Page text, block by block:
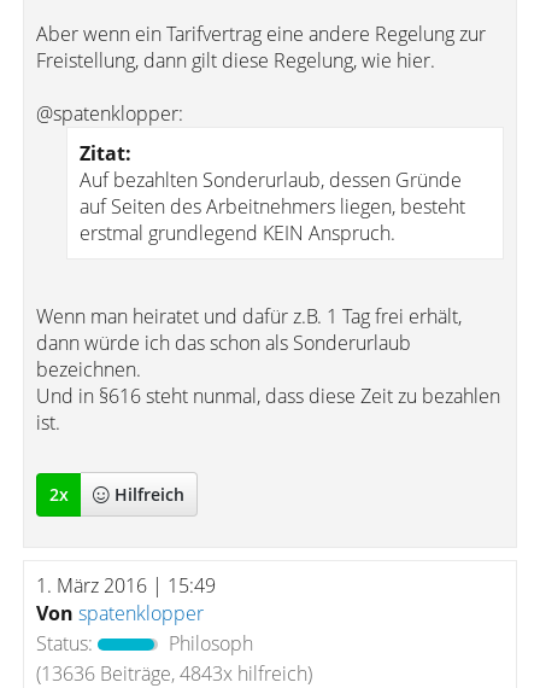
Aber wenn ein Tarifvertrag eine andere Regelung zur
Freistellung, dann gilt diese Regelung, wie hier.
@spatenklopper:
Zitat:
Auf bezahlten Sonderurlaub, dessen Gründe
auf Seiten des Arbeitnehmers liegen, besteht
erstmal grundlegend KEIN Anspruch.
Wenn man heiratet und dafür z.B. 1 Tag frei erhält,
dann würde ich das schon als Sonderurlaub
bezeichnen.
Und in §616 steht nunmal, dass diese Zeit zu bezahlen
ist.
2x Hilfreich
1. März 2016 | 15:49
Von spatenklopper
Status:
Philosoph
(13636 Beiträge, 4843x hilfreich)